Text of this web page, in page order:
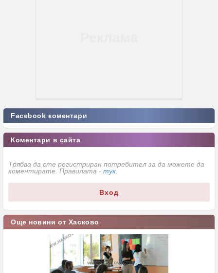
Facebook коментари
Коментари в сайта
Трябва да сте регистриран потребител за да можете да
коментирате. Правилата - тук
Вход
Още новини от Хасково